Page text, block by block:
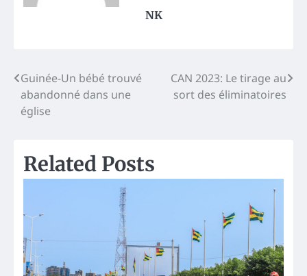
NK
Post
navigation
Guinée-Un bébé trouvé
abandonné dans une
église
CAN 2023: Le tirage au
sort des éliminatoires
Related Posts